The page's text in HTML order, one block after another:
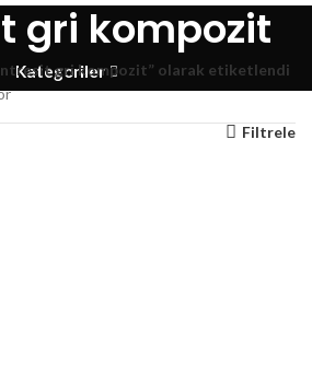
gri kompozit
Kategoriler
gri kompozit” olarak etiketlendi
Filtrele